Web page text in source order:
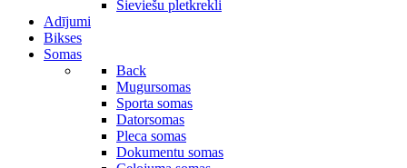
Sieviešu pletkrekli
Adījumi
Bikses
Somas
Back
Mugursomas
Sporta somas
Datorsomas
Pleca somas
Dokumentu somas